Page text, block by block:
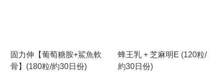
固力伸【葡萄糖胺+鯊魚軟
骨】(180粒/約30日份)
蜂王乳 + 芝麻明E (120粒/
約30日份)